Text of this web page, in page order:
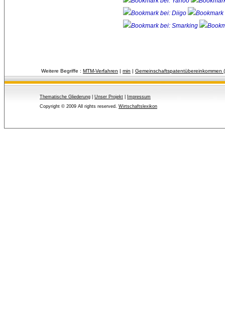
Weitere Begriffe : MTM-Verfahren | min | Gemeinschaftspatentübereinkommen
Thematische Gliederung Unser Projekt
Impressum
Copyright © 2009 All rights reserved. Wirtschaftslexikon